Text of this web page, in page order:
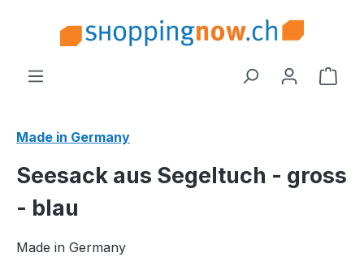
Zum Hauptinhalt springen
Made in Germany
Seesack aus Segeltuch - gross
- blau
Made in Germany